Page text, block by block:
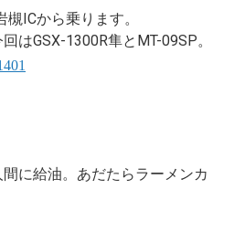
ICから乗ります。
はGSX-1300R隼とMT-09SP。
に給油。あだたらラーメンカ